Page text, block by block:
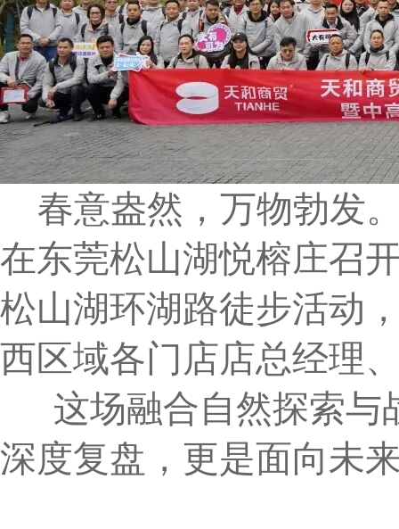
春意盎然，万物勃发
在东莞松山湖悦榕庄召
松山湖环湖路徒步活动
西区域各门店店总经理
这场融合自然探索与
深度复盘，更是面向未